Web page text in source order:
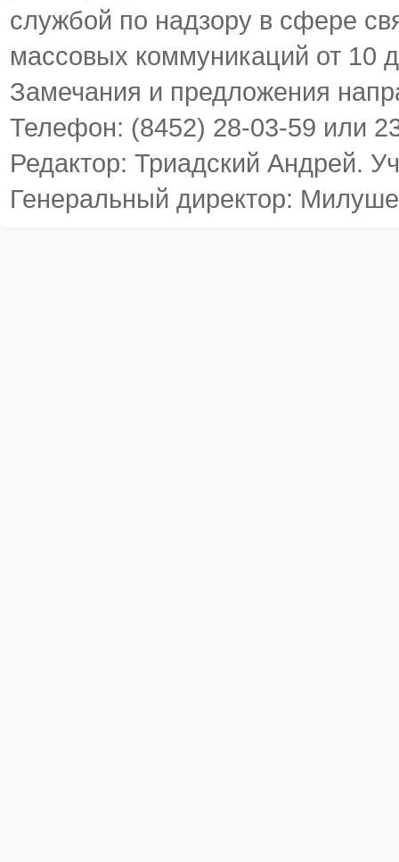
службой по надзору в сфере
массовых коммуникаций от 10
Замечания и предложения
Телефон: (8452) 28-03-59 или
Редактор: Триадский Андрей.
Генеральный директор: